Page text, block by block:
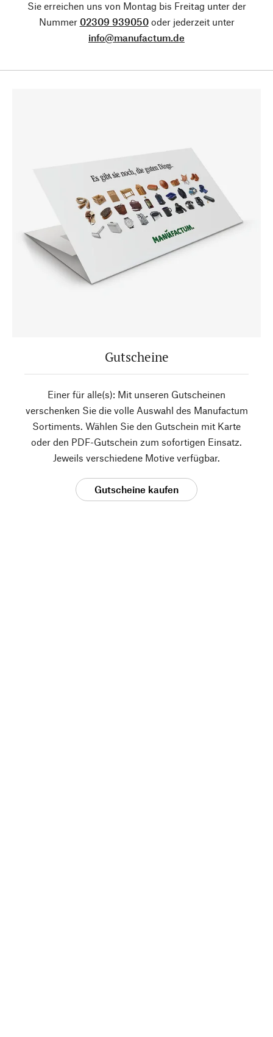
Sie erreichen uns von Montag bis Freitag unter der
Nummer 02309 939050oder jederzeit unter
info@manufactum.de
Gutscheine
Einer für alle(s): Mit unseren Gutscheinen
verschenken Sie die volle Auswahl des Manufactum
Sortiments. Wählen Sie den Gutschein mit Karte
oder den PDF-Gutschein zum sofortigen Einsatz.
Jeweils verschiedene Motive verfügbar.
Gutscheine kaufen